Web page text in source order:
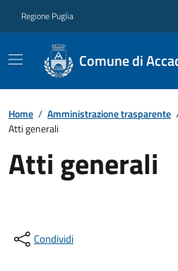
Regione Puglia
Comune di
Home / Amministrazione trasparente
Atti generali
Atti generali
Condividi